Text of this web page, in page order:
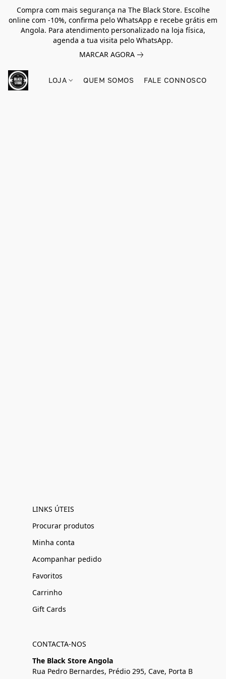
Compra com mais segurança na The Black Store. Escolhe
online com -10%, confirma pelo WhatsApp e recebe grátis em
Angola. Para atendimento personalizado na loja física,
agenda a tua visita pelo WhatsApp.
MARCAR AGORA
LOJA QUEM SOMOS FALE CONNOSCO
LINKS ÚTEIS
Procurar produtos
Minha conta
Acompanhar pedido
Favoritos
Carrinho
Gift Cards
CONTACTA-NOS
The Black Store Angola
Rua Pedro Bernardes, Prédio 295, Cave, Porta B